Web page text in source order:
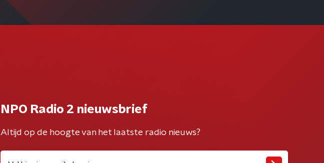
NPO Radio 2 nieuwsbrief
Altijd op de hoogte van het laatste radio nieuws?